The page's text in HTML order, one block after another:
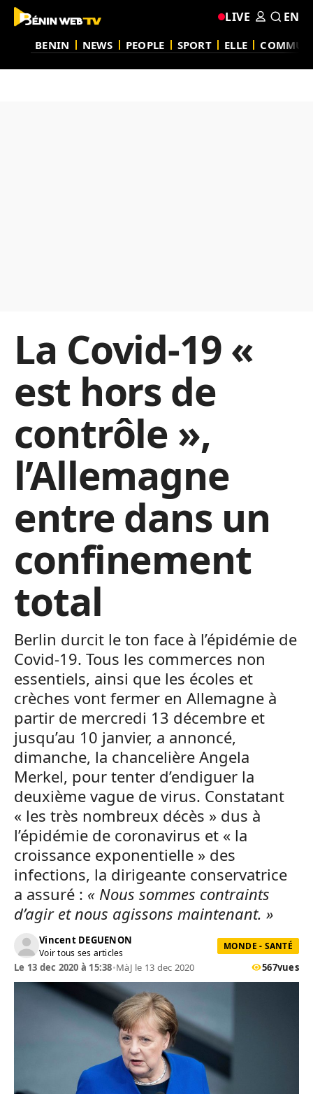
BENIN NEWS PEOPLE SPORT ELLE
LIVE EN
La Covid-19 «
est hors de
contrôle »,
l’Allemagne
entre dans un
confinement
total
Berlin durcit le ton face à l’épidémie de
Covid-19. Tous les commerces non
essentiels, ainsi que les écoles et
crèches vont fermer en Allemagne à
partir de mercredi 13 décembre et
jusqu’au 10 janvier, a annoncé,
dimanche, la chancelière Angela
Merkel, pour tenter d’endiguer la
deuxième vague de virus. Constatant
« les très nombreux décès » dus à
l’épidémie de coronavirus et « la
croissance exponentielle » des
infections, la dirigeante conservatrice
a assuré : « Nous sommes contraints
d’agir et nous agissons maintenant. »
Vincent DEGUENON
Voir tous ses articles
MONDE - SANTÉ
Le 13 dec 2020 à 15:38•MàJ le 13 dec 2020 567vues